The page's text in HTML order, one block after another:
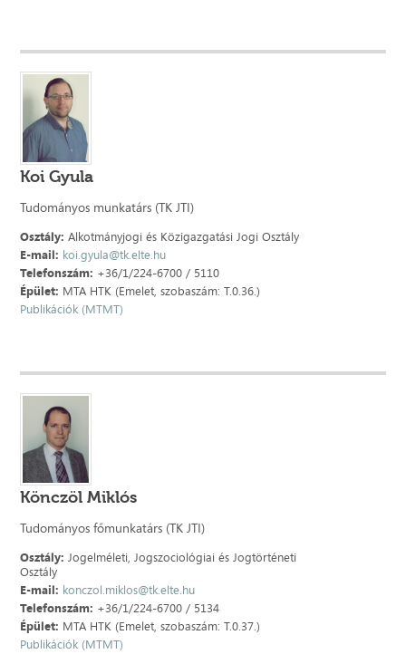
Koi Gyula
Tudományos munkatárs (TK JTI)
Osztály: Alkotmányjogi és Közigazgatási Jogi Osztály
E-mail: koi.gyula@tk.elte.hu
Telefonszám: +36/1/224-6700 / 5110
Épület: MTA HTK (Emelet, szobaszám: T.0.36.)
Publikációk (MTMT)
Könczöl Miklós
Tudományos főmunkatárs (TK JTI)
Osztály: Jogelméleti, Jogszociológiai és Jogtörténeti
Osztály
E-mail: konczol.miklos@tk.elte.hu
Telefonszám: +36/1/224-6700 / 5134
Épület: MTA HTK (Emelet, szobaszám: T.0.37.)
Publikációk (MTMT)